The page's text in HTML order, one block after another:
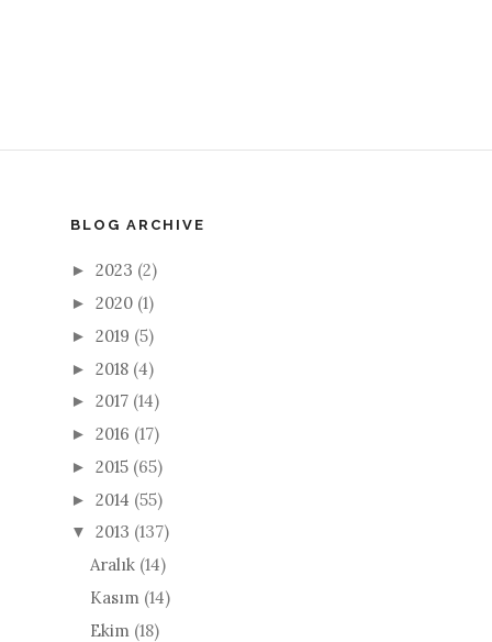
BLOG ARCHIVE
► 2023 (2)
► 2020 (1)
► 2019 (5)
► 2018 (4)
► 2017 (14)
► 2016 (17)
► 2015 (65)
► 2014 (55)
▼ 2013 (137)
Aralık (14)
Kasım (14)
Ekim (18)